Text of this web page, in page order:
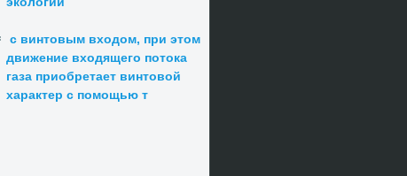
с винтовым входом, при этом
движение входящего потока
газа приобретает винтовой
характер с помощью т